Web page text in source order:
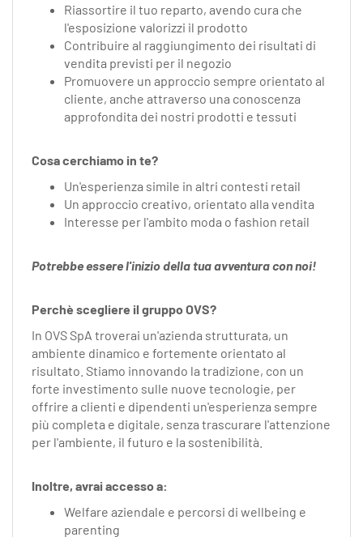
Riassortire il tuo reparto, avendo cura che
l'esposizione valorizzi il prodotto
Contribuire al raggiungimento dei risultati di
vendita previsti per il negozio
Promuovere un approccio sempre orientato al
cliente, anche attraverso una conoscenza
approfondita dei nostri prodotti e tessuti
Cosa cerchiamo in te?
Un'esperienza simile in altri contesti retail
Un approccio creativo, orientato alla vendita
Interesse per l'ambito moda o fashion retail
Potrebbe essere l'inizio della tua avventura con noi!
Perchè scegliere il gruppo OVS?
In OVS SpA troverai un'azienda strutturata, un
ambiente dinamico e fortemente orientato al
risultato. Stiamo innovando la tradizione, con un
forte investimento sulle nuove tecnologie, per
offrire a clienti e dipendenti un'esperienza sempre
più completa e digitale, senza trascurare l'attenzione
per l'ambiente, il futuro e la sostenibilità.
Inoltre, avrai accesso a:
Welfare aziendale e percorsi di wellbeing e
parenting